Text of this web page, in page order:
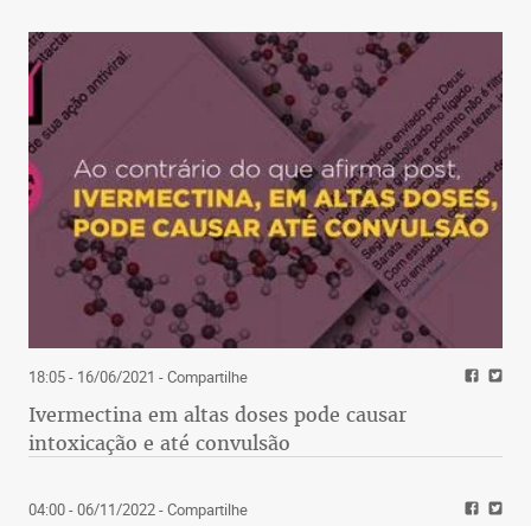
18:05 - 16/06/2021 - Compartilhe
Ivermectina em altas doses pode causar
intoxicação e até convulsão
04:00 - 06/11/2022- Compartilhe